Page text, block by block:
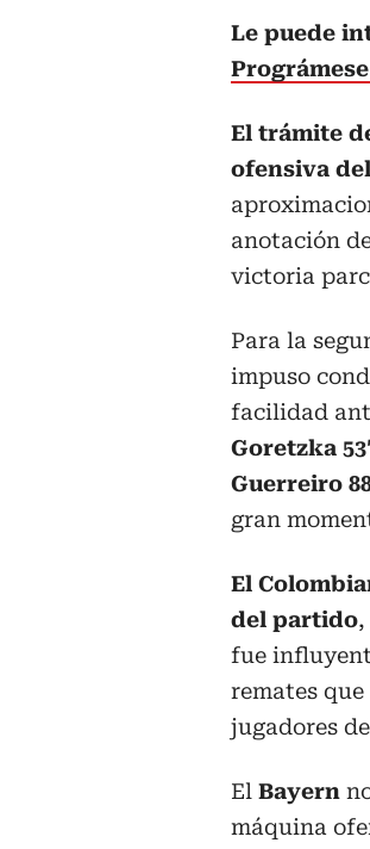
Le puede
El trámite
ofensiva
anotación
victoria
Para la
impuso
facilidad
Goretzka
Guerreiro
gran
El
del partido
fue
remates
jugadores
El Bayern
máquina